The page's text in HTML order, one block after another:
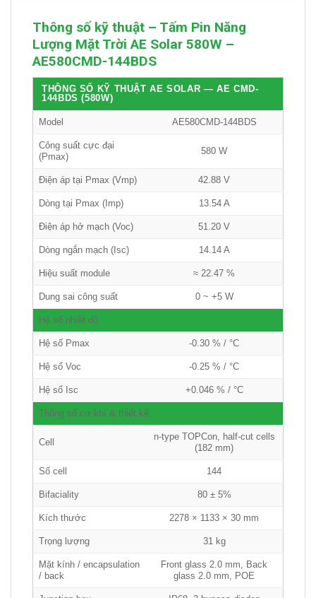
Thông số kỹ thuật – Tấm Pin Năng
Lượng Mặt Trời AE Solar 580W –
AE580CMD-144BDS
THÔNG SỐ KỸ THUẬT AE SOLAR — AE CMD-
144BDS (580W)
Model AE580CMD-144BDS
Công suất cực đại
(Pmax)
580 W
Điện áp tại Pmax (Vmp) 42.88 V
Dòng tại Pmax (Imp) 13.54 A
Điện áp hở mạch (Voc) 51.20 V
Dòng ngắn mạch (Isc) 14.14 A
Hiệu suất module ≈ 22.47 %
Dung sai công suất 0 ~ +5 W
Hệ số nhiệt độ
Hệ số Pmax -0.30 % / °C
Hệ số Voc -0.25 % / °C
Hệ số Isc +0.046 % / °C
Thông số cơ khí & thiết kế
Cell
n-type TOPCon, half-cut cells
(182 mm)
Số cell 144
Bifaciality 80 ± 5%
Kích thước 2278 × 1133 × 30 mm
Trọng lượng 31 kg
Mặt kính / encapsulation
/ back
Front glass 2.0 mm, Back
glass 2.0 mm, POE